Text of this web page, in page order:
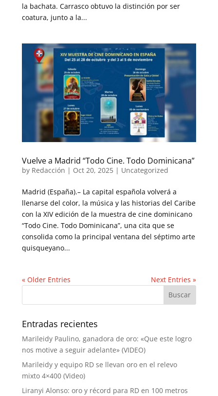
la bachata. Carrasco obtuvo la distinción por ser
coatura, junto a la...
Vuelve a Madrid “Todo Cine. Todo Dominicana”
by Redacción | Oct 20, 2025| Uncategorized
Madrid (España).– La capital española volverá a
llenarse del color, la música y las historias del Caribe
con la XIV edición de la muestra de cine dominicano
“Todo Cine. Todo Dominicana”, una cita que se
consolida como la principal ventana del séptimo arte
quisqueyano...
« Older Entries Next Entries »
Entradas recientes
Marileidy Paulino, ganadora de oro: «Que este logro
nos motive a seguir adelante» (VIDEO)
Marileidy y equipo RD se llevan oro en el relevo
mixto 4×400 (Video)
Liranyi Alonso: oro y récord para RD en 100 metros